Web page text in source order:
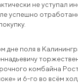
Region,
Polessky urban district,
St. Bolshakovskaya, 22
не уступал
успешно
дне поля в
комбайна
и 6-го во всём